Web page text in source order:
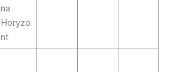
na
Horyzo
nt